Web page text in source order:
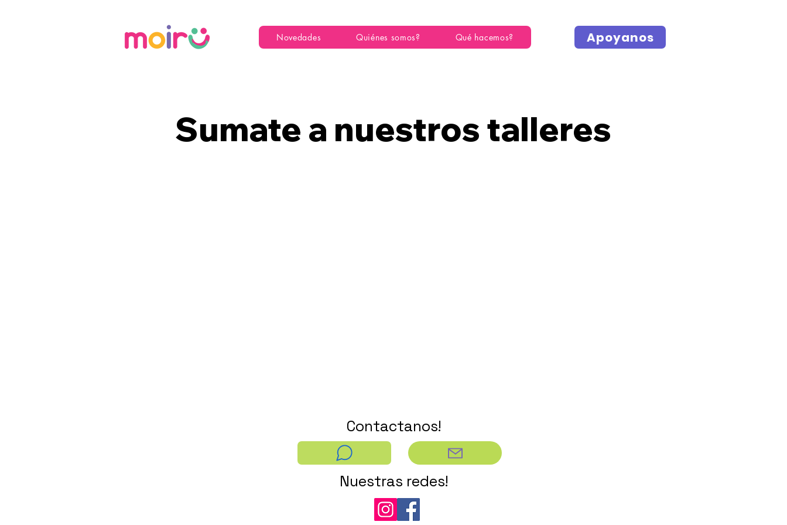
Novedades Quiénes somos? Qué hacemos? Apoyanos
Sumate a nuestros talleres
Contactanos!
Nuestras redes!